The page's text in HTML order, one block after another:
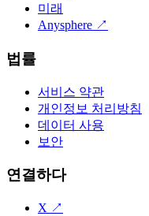
미래
Anysphere ↗
법률
서비스 약관
개인정보 처리방침
데이터 사용
보안
연결하다
X ↗